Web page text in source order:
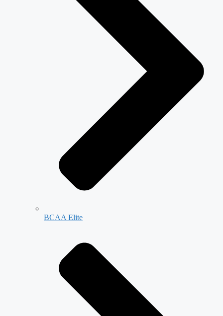
BCAA Elite